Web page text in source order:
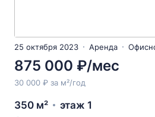
25 октября 2023 Аренда
875 000 ₽/мес
30 000 ₽ за м²/год
350 м² этаж 1